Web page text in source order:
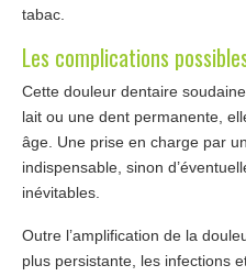
tabac.
Les complications
Cette douleur dentaire
lait ou une dent permanente,
âge. Une prise en charge par
indispensable, sinon
inévitables.
Outre l’amplification de la
plus persistante, les infections